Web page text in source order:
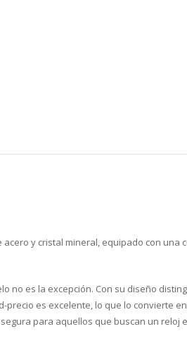
y cristal mineral, equipado con
no es la excepción. Con su diseño
es excelente, lo que lo convierte
para aquellos que buscan un